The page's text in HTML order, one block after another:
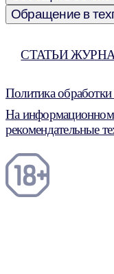
Обращение в
СТАТЬИ
Политика
На информационном
рекомендательные